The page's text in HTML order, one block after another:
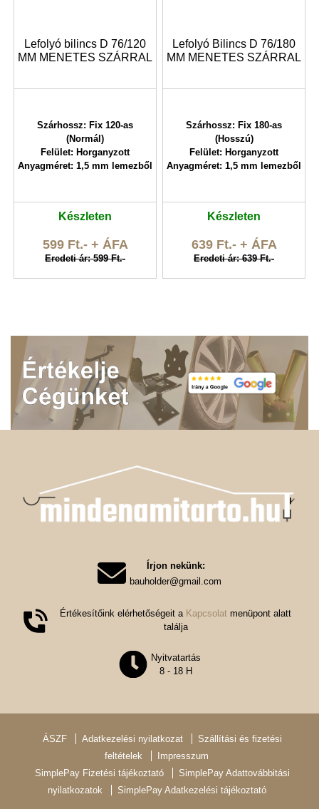
Lefolyó bilincs D 76/120
MM MENETES SZÁRRAL
Szárhossz: Fix 120-as
(Normál)
Felület: Horganyzott
Anyagméret: 1,5 mm lemezből
Készleten
599 Ft.- + ÁFA
Eredeti ár: 599 Ft.-
Lefolyó Bilincs D 76/180
MM MENETES SZÁRRAL
Szárhossz: Fix 180-as
(Hosszú)
Felület: Horganyzott
Anyagméret: 1,5 mm lemezből
Készleten
639 Ft.- + ÁFA
Eredeti ár: 639 Ft.-
Írjon nekünk:
bauholder@gmail.com
Értékesítőink elérhetőségeit a Kapcsolat menüpont alatt
találja
Nyitvatartás
8 - 18 H
ÁSZF Adatkezelési nyilatkozat
Szállítási és fizetési
feltételek
Impresszum
SimplePay Fizetési tájékoztató
SimplePay Adattovábbitási
nyilatkozatok
SimplePay Adatkezelési tájékoztató